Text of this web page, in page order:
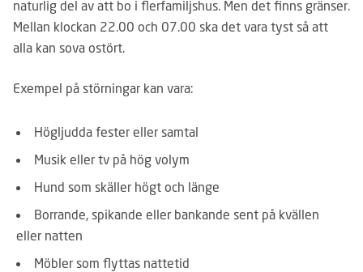
naturlig del av att bo i flerfamiljshus. Men det finns gränser.
Mellan klockan 22.00 och 07.00 ska det vara tyst så att
alla kan sova ostört.
Exempel på störningar kan vara:
Högljudda fester eller samtal
Musik eller tv på hög volym
Hund som skäller högt och länge
Borrande, spikande eller bankande sent på kvällen
eller natten
Möbler som flyttas nattetid